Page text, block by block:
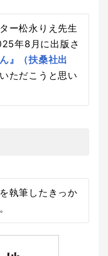
ー松永りえ先生
年8月に出版さ
』（扶桑社出
ただこうと思い
を執筆したきっか